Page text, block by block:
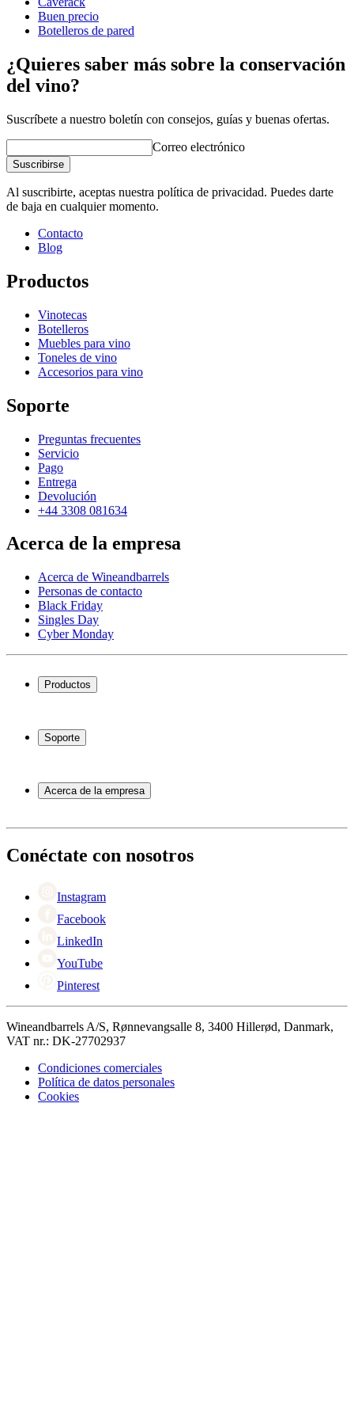
Buen precio
Botelleros de pared
¿Quieres saber más sobre la conservación
del vino?
Suscríbete a nuestro boletín con consejos, guías y buenas ofertas.
Correo electrónico
Suscribirse
Al suscribirte, aceptas nuestra política de privacidad. Puedes darte
de baja en cualquier momento.
Contacto
Blog
Productos
Vinotecas
Botelleros
Muebles para vino
Toneles de vino
Accesorios para vino
Soporte
Preguntas frecuentes
Servicio
Pago
Entrega
Devolución
+44 3308 081634
Acerca de la empresa
Acerca de Wineandbarrels
Personas de contacto
Black Friday
Singles Day
Cyber Monday
Productos
Botelleros
Muebles para vino
Soporte
Servicio
Pago
Devolución
Acerca de la empresa
Black Friday
Singles Day
Conéctate con nosotros
Instagram
Facebook
LinkedIn
YouTube
Pinterest
Wineandbarrels A/S, Rønnevangsalle 8, 3400 Hillerød, Danmark,
VAT nr.: DK-27702937
Condiciones comerciales
Política de datos personales
Cookies